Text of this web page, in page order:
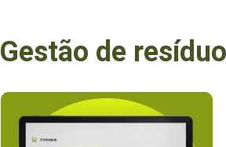
Gestão de